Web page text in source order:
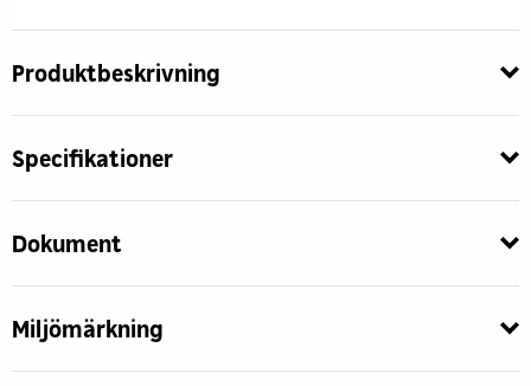
Produktbeskrivning
Specifikationer
Dokument
Miljömärkning